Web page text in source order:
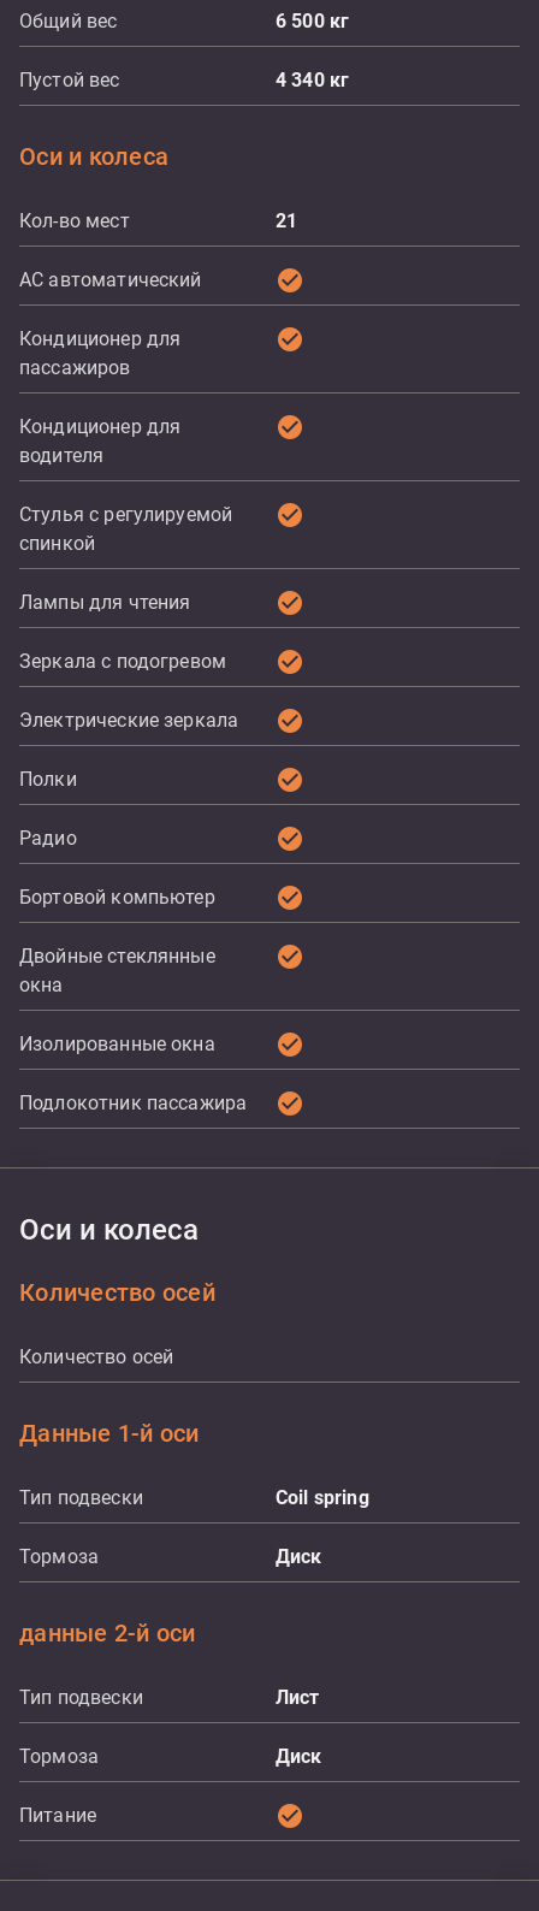
Общий вес 6 500 кг
Пустой вес 4 340 кг
Оси и колеса
Кол-во мест 21
AC автоматический check_circle
Кондиционер для
пассажиров
check_circle
Кондиционер для
водителя
check_circle
Стулья с регулируемой
спинкой
check_circle
Лампы для чтения check_circle
Зеркала с подогревом check_circle
Электрические зеркала check_circle
Полки check_circle
Радио check_circle
Бортовой компьютер check_circle
Двойные стеклянные
окна
check_circle
Изолированные окна check_circle
Подлокотник пассажира check_circle
Оси и колеса
Количество осей
Количество осей
Данные 1-й оси
Тип подвески Coil spring
Тормоза Диск
данные 2-й оси
Тип подвески Лист
Тормоза Диск
Питание check_circle